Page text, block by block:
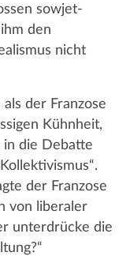
sowjet-
den
nicht
der Franzose
Kühnheit,
in die Debatte
der Franzose
von liberaler
unterdrücke die